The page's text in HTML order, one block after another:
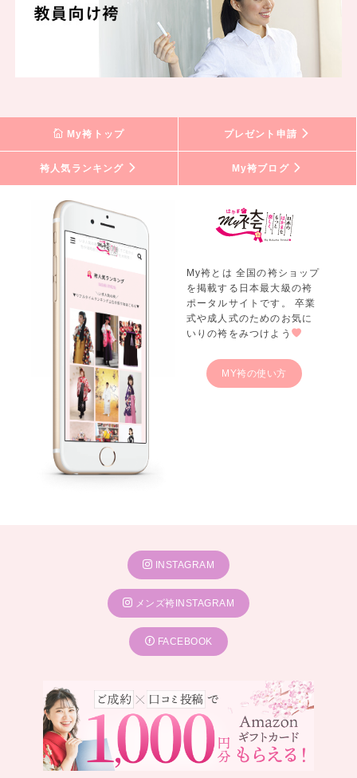
My袴トップ プレゼント申請
袴人気ランキング My袴ブログ
My袴とは 全国の袴ショップ
を掲載する日本最大級の袴
ポータルサイトです。 卒業
式や成人式のためのお気に
いりの袴をみつけよう
MY袴の使い方
INSTAGRAM
メンズ袴INSTAGRAM
FACEBOOK